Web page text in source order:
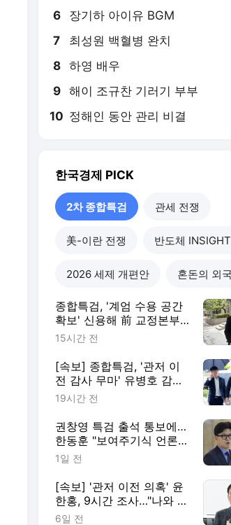
6 장기하 아이유 BGM
7 최성원 백혈병 완치
8 하영 배우
9 해이 조규찬 기러기 부부
10 정해인 동안 관리 비결
한국경제 PICK
2차 종합특검 관세 전쟁
美-이란 전쟁 반도체 INSIGHT
2026 세제 개편안
종합특검, '계엄 수용 공간
확보' 신용해 前 교정본부
장 불구속 기소
15시간 전
[속보] 종합특검, '관저 이
전 감사 무마' 유병호 감사
위원 구속 기소
19시간 전
권창영 특검 출석 통보에…
한동훈 "보여주기식 언론플
레이"
1일 전
[속보] '관저 이전 의혹' 윤
한홍, 9시간 조사…"나와 관
련 없다"
6일 전